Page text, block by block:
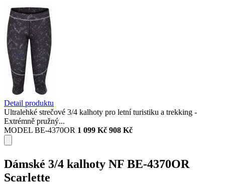
Detail produktu
Ultralehké strečové 3/4 kalhoty pro letní turistiku a trekking -
Extrémně pružný...
MODEL BE-4370OR 1 099 Kč 908 Kč
Dámské 3/4 kalhoty NF BE-4370OR
Scarlette